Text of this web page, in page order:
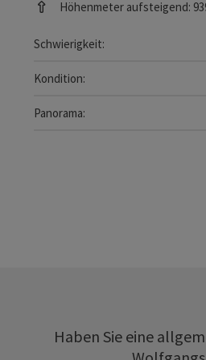
Höhenmeter aufsteigend:
Schwierigkeit:
Schwer
Kondition:
Schwer
Panorama:
Tolles Panorama
Haben Sie eine